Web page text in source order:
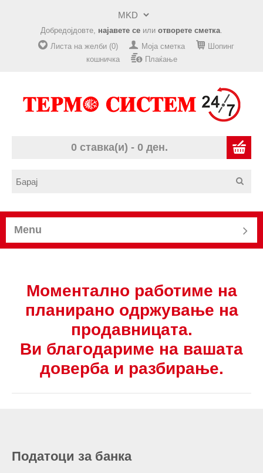
Добредојдовте, најавете се или отворете сметка.
Листа на желби (0)
Моја сметка
Шопинг
кошничка
Плаќање
0 ставка(и) - 0 ден.
Menu
Моментално работиме на
планирано одржување на
продавницата.
Ви благодариме на вашата
доверба и разбирање.
Податоци за банка